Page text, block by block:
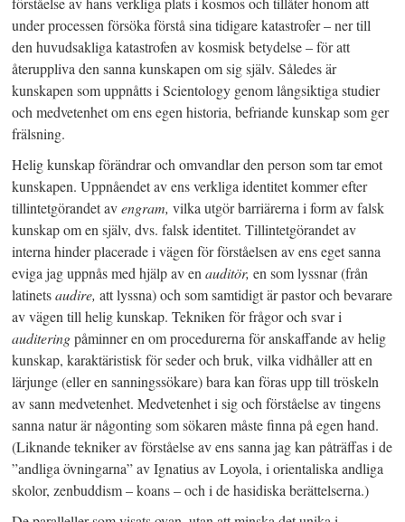
under processen försöka förstå sina tidigare katastrofer – ner till
den huvudsakliga katastrofen av kosmisk betydelse – för att
återuppliva den sanna kunskapen om sig själv. Således är
kunskapen som uppnåtts i Scientology genom långsiktiga studier
och medvetenhet om ens egen historia, befriande kunskap som ger
frälsning.
Helig kunskap förändrar och omvandlar den person som tar emot
kunskapen. Uppnåendet av ens verkliga identitet kommer efter
tillintetgörandet avengram, vilka utgör barriärerna i form av falsk
kunskap om en själv, dvs. falsk identitet. Tillintetgörandet av
interna hinder placerade i vägen för förståelsen av ens eget sanna
eviga jag uppnås med hjälp av en auditör, en som lyssnar (från
latinetsaudire, att lyssna) och som samtidigt är pastor och bevarare
av vägen till helig kunskap. Tekniken för frågor och svar i
auditeringpåminner en om procedurerna för anskaffande av helig
kunskap, karaktäristisk för seder och bruk, vilka vidhåller att en
lärjunge (eller en sanningssökare) bara kan föras upp till tröskeln
av sann medvetenhet. Medvetenhet i sig och förståelse av tingens
sanna natur är någonting som sökaren måste finna på egen hand.
(Liknande tekniker av förståelse av ens sanna jag kan påträffas i de
”andliga övningarna” av Ignatius av Loyola, i orientaliska andliga
skolor, zenbuddism – koans – och i de hasidiska berättelserna.)